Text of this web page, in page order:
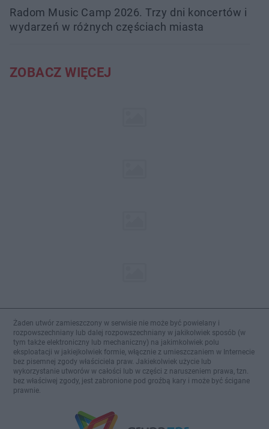
Radom Music Camp 2026. Trzy dni koncertów i
wydarzeń w różnych częściach miasta
ZOBACZ WIĘCEJ
Żaden utwór zamieszczony w serwisie nie może być powielany i
rozpowszechniany lub dalej rozpowszechniany w jakikolwiek sposób (w
tym także elektroniczny lub mechaniczny) na jakimkolwiek polu
eksploatacji w jakiejkolwiek formie, włącznie z umieszczaniem w Internecie
bez pisemnej zgody właściciela praw. Jakiekolwiek użycie lub
wykorzystanie utworów w całości lub w części z naruszeniem prawa, tzn.
bez właściwej zgody, jest zabronione pod groźbą kary i może być ścigane
prawnie.